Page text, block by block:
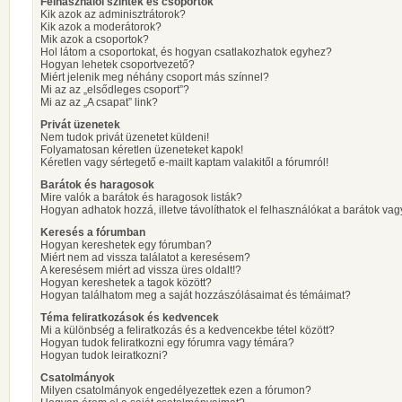
Kik azok az adminisztrátorok?
Kik azok a moderátorok?
Mik azok a csoportok?
Hol látom a csoportokat, és hogyan csatlakozhatok egyhez?
Hogyan lehetek csoportvezető?
Miért jelenik meg néhány csoport más színnel?
Mi az az „elsődleges csoport”?
Mi az az „A csapat” link?
Privát üzenetek
Nem tudok privát üzenetet küldeni!
Folyamatosan kéretlen üzeneteket kapok!
Kéretlen vagy sértegető e-mailt kaptam valakitől a fórumról!
Barátok és haragosok
Mire valók a barátok és haragosok listák?
Hogyan adhatok hozzá, illetve távolíthatok el felhasználókat a barátok
Keresés a fórumban
Hogyan kereshetek egy fórumban?
Miért nem ad vissza találatot a keresésem?
A keresésem miért ad vissza üres oldalt!?
Hogyan kereshetek a tagok között?
Hogyan találhatom meg a saját hozzászólásaimat és témáimat?
Téma feliratkozások és kedvencek
Mi a különbség a feliratkozás és a kedvencekbe tétel között?
Hogyan tudok feliratkozni egy fórumra vagy témára?
Hogyan tudok leiratkozni?
Csatolmányok
Milyen csatolmányok engedélyezettek ezen a fórumon?